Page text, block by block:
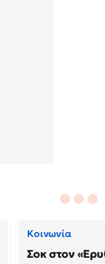
Κοινωνία
Σοκ στον